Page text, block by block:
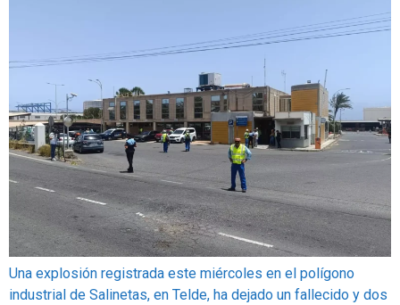
Una explosión registrada este miércoles en el polígono
industrial de Salinetas, en Telde, ha dejado un fallecido y dos